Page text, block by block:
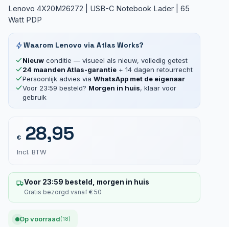
Lenovo 4X20M26272 | USB-C Notebook Lader | 65
Watt PDP
Waarom Lenovo via Atlas Works?
Nieuw conditie — visueel als nieuw, volledig getest
24 maanden Atlas-garantie + 14 dagen retourrecht
Persoonlijk advies via WhatsApp met de eigenaar
Voor 23:59 besteld? Morgen in huis, klaar voor
gebruik
€28,95
Incl. BTW
Voor 23:59 besteld, morgen in huis
Gratis bezorgd vanaf € 50
Op voorraad(18)